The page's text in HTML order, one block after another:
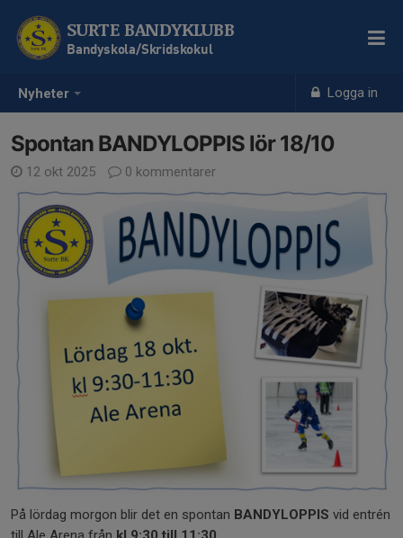
Nyheter Logga in
SURTE BANDYKLUBB
Bandyskola/Skridskokul
Spontan BANDYLOPPIS lör 18/10
12 okt 2025 0 kommentarer
På lördag morgon blir det en spontan BANDYLOPPIS vid entrén